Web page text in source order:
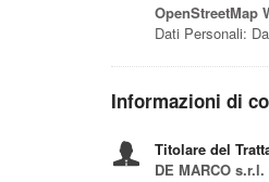
OpenStreetMap
Dati Personali:
Informazioni di
Titolare del
DE MARCO